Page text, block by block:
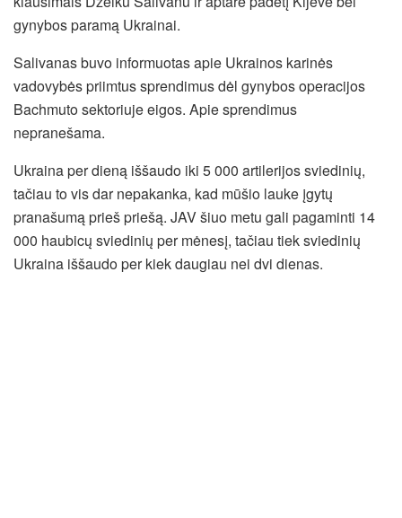
gynybos paramą Ukrainai.
Salivanas buvo informuotas apie Ukrainos karinės
vadovybės priimtus sprendimus dėl gynybos operacijos
Bachmuto sektoriuje eigos. Apie sprendimus
nepranešama.
Ukraina per dieną iššaudo iki 5 000 artilerijos sviedinių,
tačiau to vis dar nepakanka, kad mūšio lauke įgytų
pranašumą prieš priešą. JAV šiuo metu gali pagaminti 14
000 haubicų sviedinių per mėnesį, tačiau tiek sviedinių
Ukraina iššaudo per kiek daugiau nei dvi dienas.